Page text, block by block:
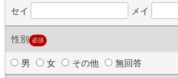
セイ メイ
性別 必須
男 女 その他 無回答